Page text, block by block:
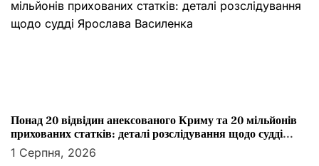
Понад 20 відвідин анексованого Криму та 20 мільйонів
прихованих статків: деталі розслідування щодо судді
Ярослава Василенка
1 Серпня, 2026